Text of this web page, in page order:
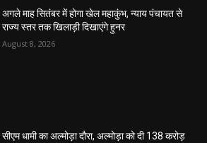
अगले माह सितंबर में होगा खेल महाकुंभ, न्याय पंचायत से
राज्य स्तर तक खिलाड़ी दिखाएंगे हुनर
August 8, 2026
सीएम धामी का अल्मोड़ा दौरा, अल्मोड़ा को दी 138 करोड़